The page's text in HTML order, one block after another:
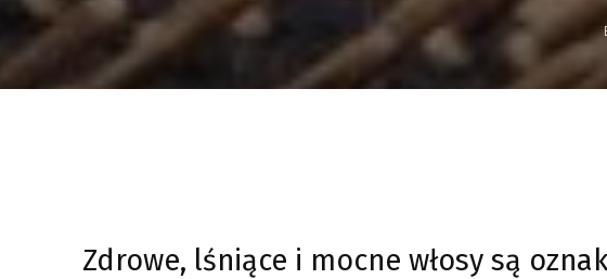
Zdrowe, lśniące i mocne włosy są